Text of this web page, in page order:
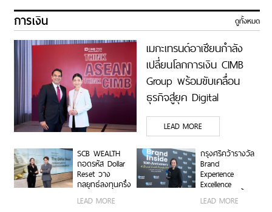
การเงิน ดูทั้งหมด
เมกะเทรนด์อาเซียนกำลัง
เปลี่ยนโลกการเงิน CIMB
Group พร้อมขับเคลื่อน
ธุรกิจสู่ยุค Digital
Economy ด้วยทีม
Industry Specialists เชื่อม
องค์ความรู้ โอกาสทาง
ธุรกิจ และเครือการลงทุน
เสริมแกร่งธุรกิจ Data
Center และ Supply Chain
LEAD MORE
SCB WEALTH
ถอดรหัส Dollar
Reset วาง
กลยุทธ์ลงทุนครึ่ง
สหรัฐฯ-ตลาดเกิด
LEAD MORE
กรุงศรีคว้ารางวัล
Brand
Experience
Excellence
คำมั่นสัญญา
LEAD MORE